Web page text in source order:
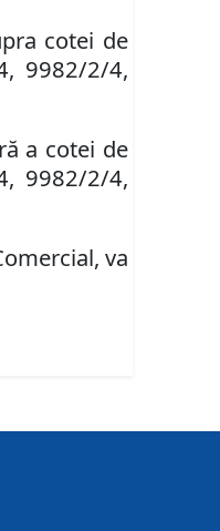
cotei de
9982/2/4,
a cotei de
9982/2/4,
va